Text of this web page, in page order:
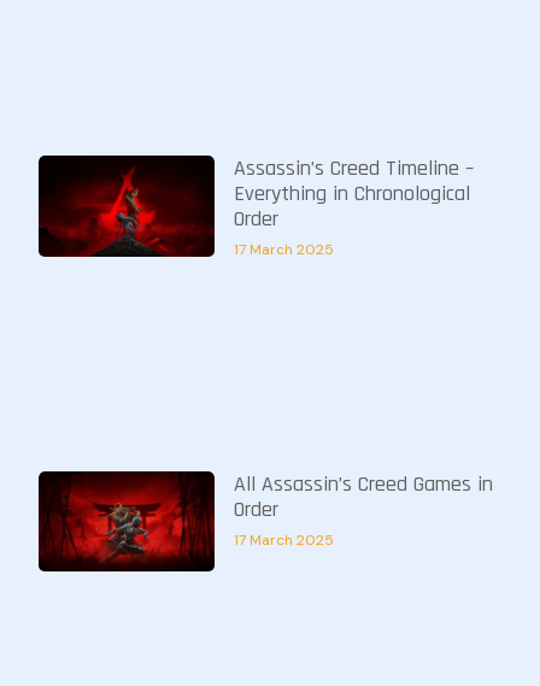
Assassin’s Creed Timeline –
Everything in Chronological
Order
17 March 2025
All Assassin’s Creed Games in
Order
17 March 2025